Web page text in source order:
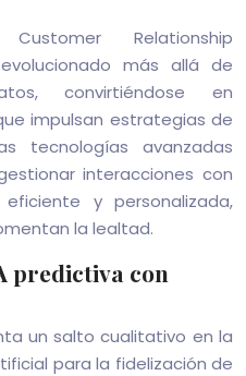
Relationship
más allá de
convirtiéndose en
impulsan estrategias de
tecnologías avanzadas
interacciones con
y personalizada,
la lealtad.
predictiva con
un salto cualitativo en la
para la fidelización de